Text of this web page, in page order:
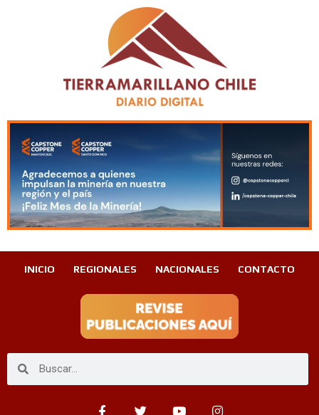
INICIO REGIONALES NACIONALES CONTACTO